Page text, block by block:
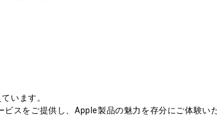
います。
スをご提供し、Apple製品の魅力を存分にご体験い